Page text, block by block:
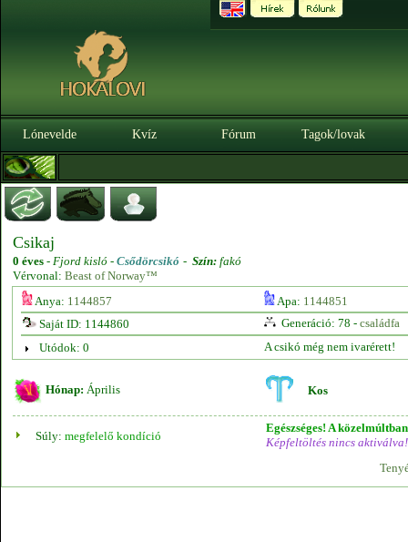
Lónevelde Kvíz Fórum Tagok/lovak
Csikaj
0 éves - Fjord kisló - Csődörcsikó - Szín: fakó
Vérvonal: Beast of Norway™
Anya: 1144857 Apa: 1144851
Saját ID: 1144860
Generáció: 78 - családfa
Utódok: 0
A csikó még nem ivarérett!
Hónap: Április Kos
Súly: megfelelő kondíció
Egészséges! A
Képfeltöltés nincs aktiválva!